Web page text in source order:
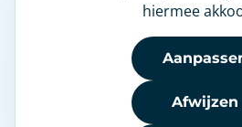
Nieuwsbrief
hiermee
Afwijzen